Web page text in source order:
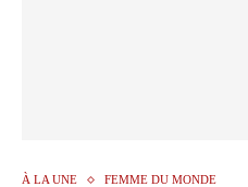
À LA UNE FEMME DU MONDE